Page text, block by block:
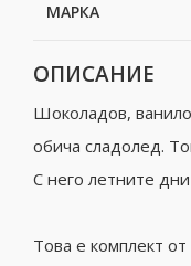
МАРКА
ОПИСАНИЕ
Шоколадов,
обича сладолед.
С него летните
Това е комплект